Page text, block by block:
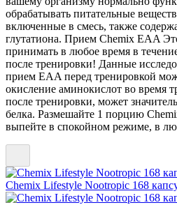
обрабатывать питательные
включенные в смесь, также
глутатиона. Прием Chemix EAA
принимать в любое время в
после тренировки! Данные
прием EAA перед тренировкой
окисление аминокислот во время
после тренировки, может
белка. Размешайте 1 порцию
выпейте в спокойном режиме, в
Chemix Lifestyle Nootropic 168